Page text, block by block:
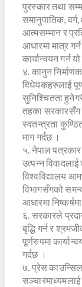
पुरस्कार तथा
समानुपातिक, वर्ग,
आत्मसम्मान र
आधारमा मात्र
कार्यान्वयन गर्न
४. कानुन
विधेयकहरुलाई
सुनिश्चितता
तहका सरकारसँग
स्वतन्त्रता
माग गर्दछ ।
५. नेपाल
उत्पन्न
विश्वविद्यालय
विभागसँगको
आधारमा
६. सरकारले
बृद्धि गर्न र
पूर्णरुपमा
गर्दछ ।
७. प्रेस काउन्सिल
सञ्चारमाध्यमलाई